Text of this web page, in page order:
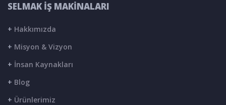
SELMAK İŞ MAKİNALARI
+ Hakkımızda
+ Misyon & Vizyon
+ İnsan Kaynakları
+ Blog
+ Ürünlerimiz